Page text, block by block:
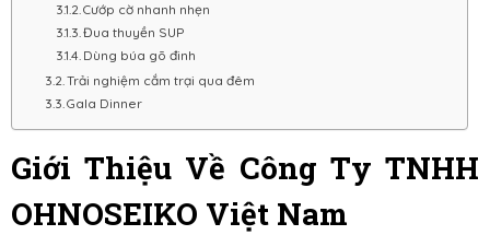
Cướp cờ nhanh nhẹn
Đua thuyền SUP
Dùng búa gõ đinh
Trải nghiệm cắm trại qua đêm
Gala Dinner
Giới Thiệu Về Công Ty TNHH
OHNOSEIKO Việt Nam